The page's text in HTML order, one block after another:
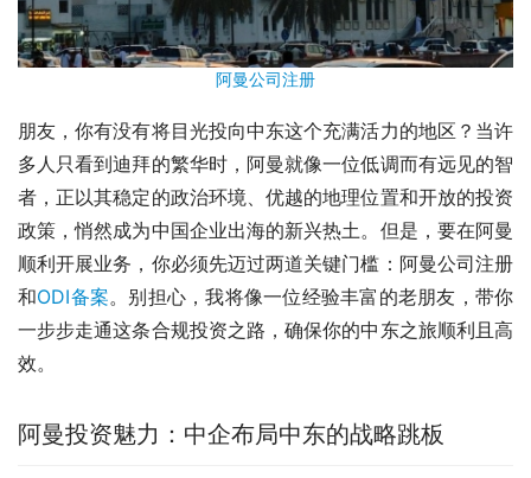
阿曼公司注册
朋友，你有没有将目光投向中东这个充满活力的地区？当许
多人只看到迪拜的繁华时，阿曼就像一位低调而有远见的智
者，正以其稳定的政治环境、优越的地理位置和开放的投资
政策，悄然成为中国企业出海的新兴热土。但是，要在阿曼
顺利开展业务，你必须先迈过两道关键门槛：阿曼公司注册
和ODI备案。别担心，我将像一位经验丰富的老朋友，带你
一步步走通这条合规投资之路，确保你的中东之旅顺利且高
效。
阿曼投资魅力：中企布局中东的战略跳板